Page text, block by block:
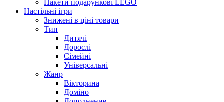
Пакети подарункові LEGO
Настільні ігри
Знижені в ціні товари
Тип
Дитячі
Дорослі
Сімейні
Універсальні
Жанр
Вікторина
Доміно